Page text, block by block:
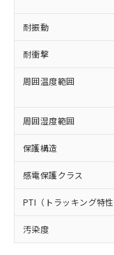
耐振動
耐衝撃
周囲温度範囲
周囲湿度範囲
保護構造
感電保護クラス
PTI（トラッキング特性
汚染度
在庫
記載
タに
覧さ
準価
正式
様の
ムロ
オム
くださ
在庫
事前の
マイ
六価クロム
類(PBB)
(PBDE)
ル) (DEHP)(別
ルベンジル（
（DBP）
(DIBP) 1000ppm
フタル酸エステ
図的な使用が
※2 対応予
部品在庫
月が前後す
*中国RoHS10
Pb(鉛)
Cr(Ⅵ)(六価ク
ニル類) :
DBP(フタル酸
イソブチル) :
ル) : 1000ppm、
DEHP(フタル
※2 環境保
「ｅ」：有
準値以下
「10」：
質が外部に
（以
また
国政
可)を
当社
全に
いよ
ル、
武器
使用い
当社
場合は
該第
販売
法に輸
○
認